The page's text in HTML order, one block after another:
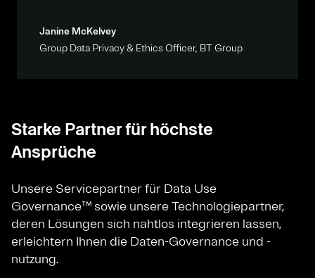
Janine McKelvey
Group Data Privacy & Ethics Officer, BT Group
Starke Partner für höchste
Ansprüche
Unsere Servicepartner für Data Use
Governance™ sowie unsere Technologiepartner,
deren Lösungen sich nahtlos integrieren lassen,
erleichtern Ihnen die Daten-Governance und -
nutzung.